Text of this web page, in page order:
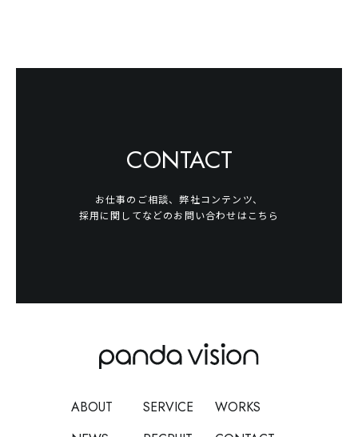
CONTACT
お仕事のご相談、弊社コンテンツ、
採用に関してなどのお問い合わせはこちら
ABOUT SERVICE
WORKS